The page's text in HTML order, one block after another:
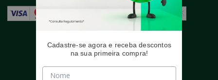
Selos de Segurança
Cadastre-se agora e receba descontos
na sua primeira compra!